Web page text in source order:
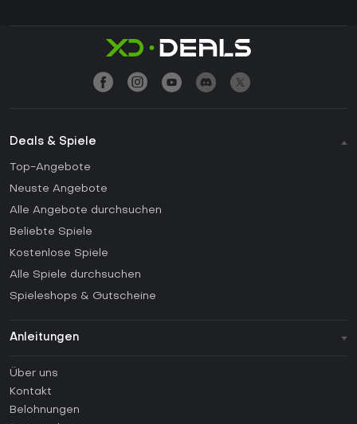
Deals & Spiele
Top-Angebote
Neuste Angebote
Alle Angebote durchsuchen
Beliebte Spiele
Kostenlose Spiele
Alle Spiele durchsuchen
Spieleshops & Gutscheine
Anleitungen
Anleitungen
Wie aktiviert man einen Steam CD Key?
Über uns
Kontakt
Belohnungen